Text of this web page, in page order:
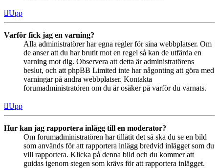
Upp
Varför fick jag en varning?
Alla administratörer har egna regler för sina webbplatser. Om
de anser att du har brutit mot en regel så kan de utfärda en
varning mot dig. Observera att detta är administratörens
beslut, och att phpBB Limited inte har någonting att göra med
varningar på andra webbplatser. Kontakta
forumadministratören om du är osäker på varför du varnats.
Upp
Hur kan jag rapportera inlägg till en moderator?
Om forumadministratören har tillåtit det så ska du se en bild
som används för att rapportera inlägg bredvid inlägget som du
vill rapportera. Klicka på denna bild och du kommer att
guidas igenom stegen som krävs för att rapportera inlägget.